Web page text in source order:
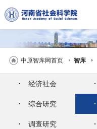
中原智库网首页 智库
· 经济社会 ·
· 综合研究 ·
· 调查研究 ·